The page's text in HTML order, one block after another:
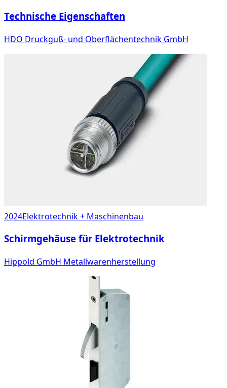
Technische Eigenschaften
HDO Druckguß- und Oberflächentechnik GmbH
2024Elektrotechnik + Maschinenbau
Schirmgehäuse für Elektrotechnik
Hippold GmbH Metallwarenherstellung